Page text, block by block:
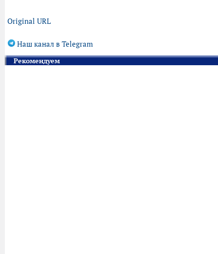
Original URL
Наш канал в Telegram
Рекомендуем